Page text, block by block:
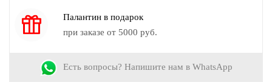
Палантин в подарок
при заказе от 5000 руб.
Есть вопросы? Напишите нам в WhatsApp